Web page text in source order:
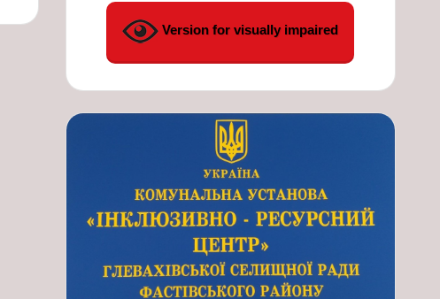
Version for visually impaired